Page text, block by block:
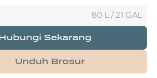
80 L / 21 GAL
Sekarang
Unduh Brosur